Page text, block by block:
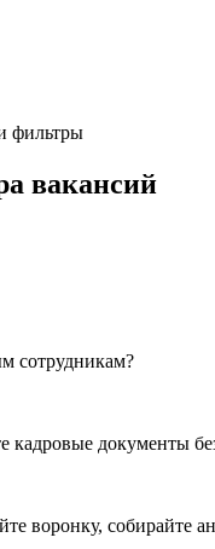
фильтры
вакансий
сотрудникам?
кадровые документы
воронку, собирайте